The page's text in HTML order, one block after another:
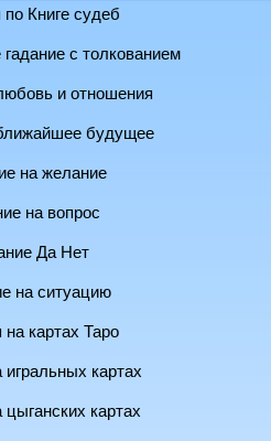
по Книге судеб
гадание с толкованием
и отношения
будущее
на желание
на вопрос
Да Нет
на ситуацию
на картах Таро
игральных картах
цыганских картах